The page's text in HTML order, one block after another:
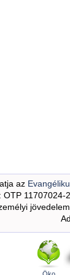
az
OTP 11707024-